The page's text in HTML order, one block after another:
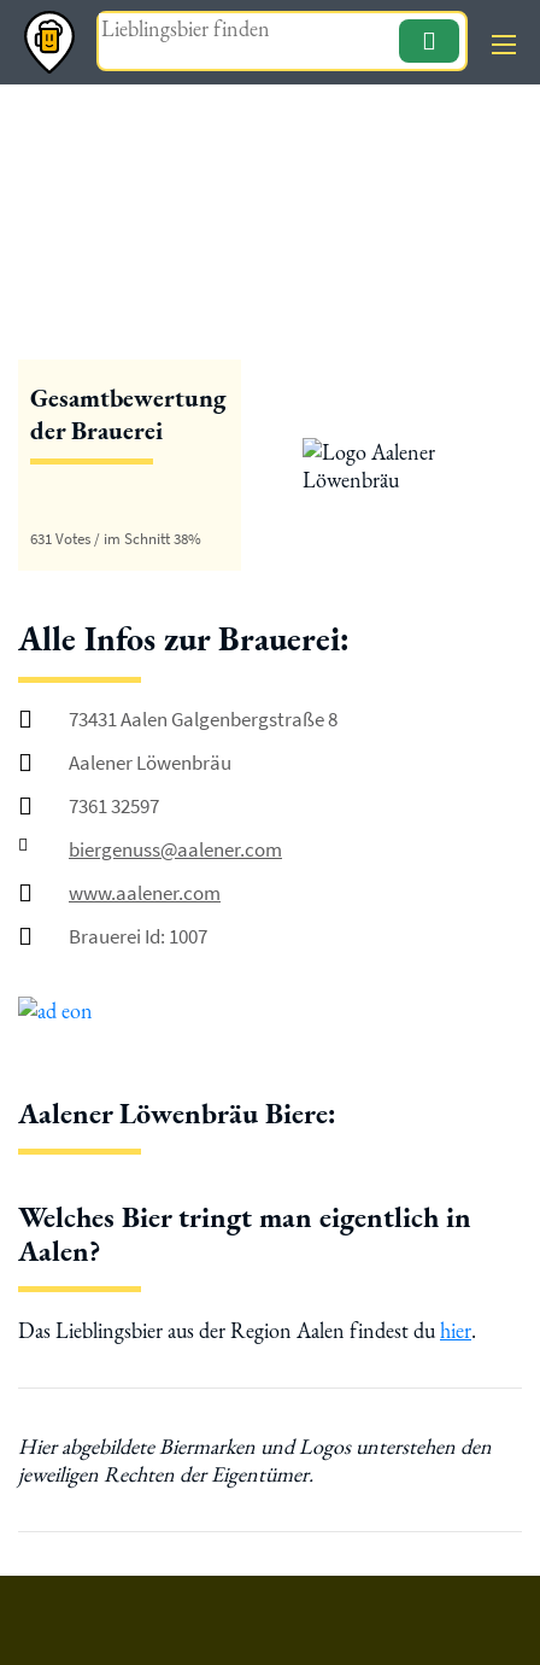
Magazin
Gesamtbewertung
der Brauerei
631 Votes / im Schnitt 38%
Alle Infos zur Brauerei:
73431 Aalen Galgenbergstraße 8
Aalener Löwenbräu
7361 32597
biergenuss@aalener.com
www.aalener.com
Brauerei Id: 1007
Aalener Löwenbräu Biere:
Welches Bier tringt man eigentlich in
Aalen?
Das Lieblingsbier aus der Region Aalen findest duhier.